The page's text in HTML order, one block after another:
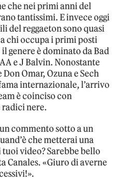
che nei primi anni del
tantissimi. E invece oggi
del reggaeton sono quasi
chi occupa i primi posti
genere è dominato da Bad
e J Balvin. Nonostante
Omar, Ozuna e Sech
internazionale, l’arrivo
è coinciso con
radici nere.
commento sotto a un
che metterai una
video? Sarebbe bello
Canales. «Giuro di averne